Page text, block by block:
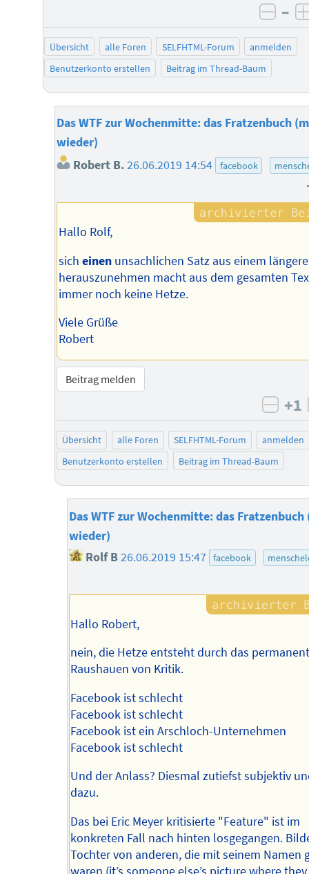
–
Übersicht alle Foren SELFHTML-Forum
anmelden
Benutzerkonto erstellen
Beitrag im Thread-Baum
Das WTF zur Wochenmitte: das Fratzenbuch
wieder)
Robert B.26.06.2019 14:54 facebook
Hallo Rolf,
sich einenunsachlichen Satz aus einem
herauszunehmen macht aus dem gesamten
immer noch keine Hetze.
Viele Grüße
Robert
Beitrag melden
+1
Übersicht alle Foren SELFHTML-Forum
anmelden
Benutzerkonto erstellen
Beitrag im Thread-Baum
Das WTF zur Wochenmitte: das Fratzenbuch
wieder)
Rolf B 26.06.2019 15:47 facebook
Hallo Robert,
nein, die Hetze entsteht durch das
Raushauen von Kritik.
Facebook ist schlecht
Facebook ist schlecht
Facebook ist ein Arschloch-Unternehmen
Facebook ist schlecht
Und der Anlass? Diesmal zutiefst subjektiv
dazu.
Das bei Eric Meyer kritisierte "Feature" ist im
konkreten Fall nach hinten losgegangen.
Tochter von anderen, die mit seinem Namen